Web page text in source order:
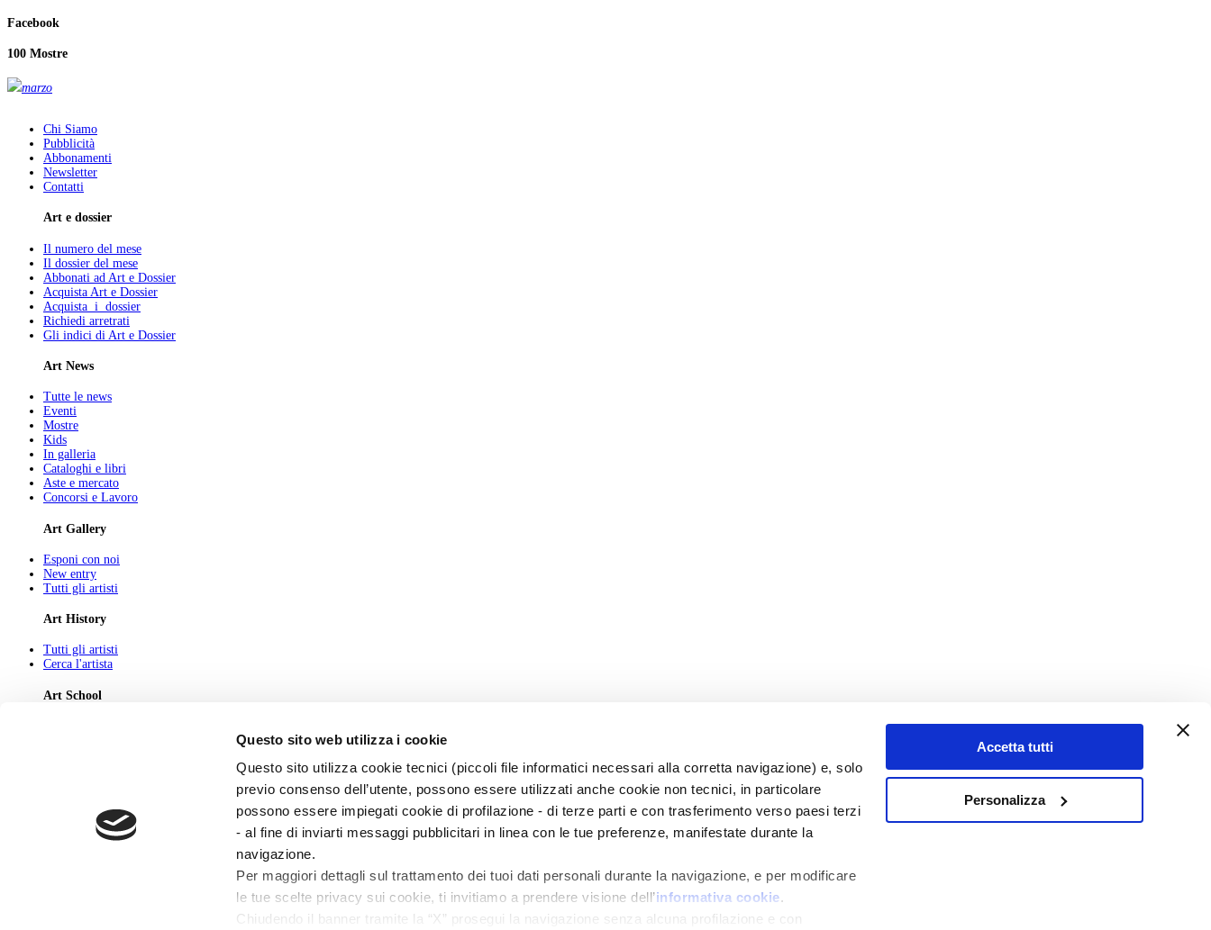
Questo sito web utilizza i cookie
Questo sito utilizza cookie tecnici (piccoli file informatici necessari alla corretta navigazione) e, solo
previo consenso dell’utente, possono essere utilizzati anche cookie non tecnici, in particolare
possono essere impiegati cookie di profilazione - di terze parti e con trasferimento verso paesi terzi
- al fine di inviarti messaggi pubblicitari in linea con le tue preferenze, manifestate durante la
navigazione.
Per maggiori dettagli sul trattamento dei tuoi dati personali durante la navigazione, e per modificare
le tue scelte privacy sui cookie, ti invitiamo a prendere visione dell’informativa cookie.
Chiudendo il banner tramite la “X” prosegui la navigazione senza alcuna profilazione e con
Accetta tutti
Personalizza
Facebook
100 Mostre
marzo
Chi Siamo
Pubblicità
Abbonamenti
Newsletter
Contatti
Art e dossier
Il numero del mese
Il dossier del mese
Abbonati ad Art e Dossier
Acquista Art e Dossier
Acquista i dossier
Richiedi arretrati
Gli indici di Art e Dossier
Art News
Tutte le news
Eventi
Mostre
Kids
In galleria
Cataloghi e libri
Aste e mercato
Concorsi e Lavoro
Art Gallery
Esponi con noi
New entry
Tutti gli artisti
Art History
Tutti gli artisti
Cerca l'artista
Art School
Newsletter
© 2026 GIUNTI EDITORE s.p.a., piazza Virgilio 4 - 20123 Milano
Codice fiscale e numero d'iscrizione al Registro Imprese di Milano - 80009810484